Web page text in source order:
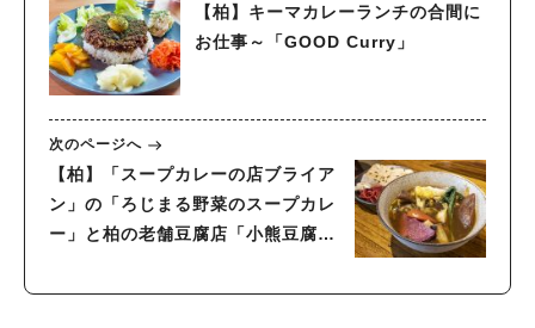
【柏】キーマカレーランチの合間に
お仕事～「GOOD Curry」
次のページへ
【柏】「スープカレーの店ブライア
ン」の「ろじまる野菜のスープカレ
ー」と柏の老舗豆腐店「小熊豆腐
る！！